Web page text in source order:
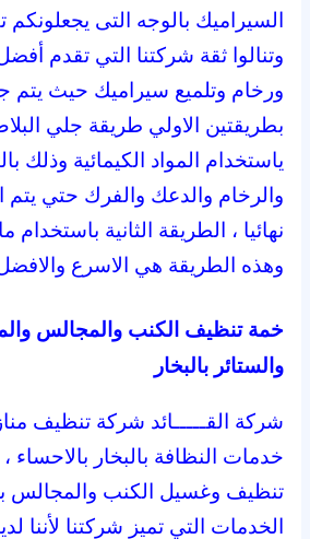
السيراميك بالوجه التى يجعلونكم
وتنالوا ثقة شركتنا التي تقدم
ورخام وتلميع سيراميك حيث يتم
بطريقتين الاولي طريقة جلي
ياستخدام المواد الكيمائية وذلك
والرخام والدعك والفرك حتي يتم
نهائيا ، الطريقة الثانية باستخدام
وهذه الطريقة هي الاسرع
خمة تنظيف الكنب والمجالس
والستائر بالبخار
شركة القـــــائد شركة تنظيف
خدمات النظافة بالبخار
تنظيف وغسيل الكنب والمجالس
الخدمات التي تميز شركتنا لأننا